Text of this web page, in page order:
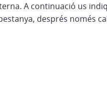
A continuació us
després només